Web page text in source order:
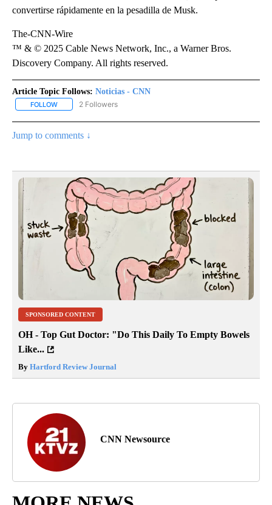
convertirse rápidamente en la pesadilla de Musk.
The-CNN-Wire
™ & © 2025 Cable News Network, Inc., a Warner Bros.
Discovery Company. All rights reserved.
Article Topic Follows: Noticias - CNN
FOLLOW FOLLOW "NOTICIAS - CNN" TO RECEIVE NOTIFICATIONS ABOUT
2 Followers
Jump to comments ↓
SPONSORED CONTENT
OH - Top Gut Doctor: "Do This Daily To Empty Bowels
Like...
By Hartford Review Journal
CNN Newsource